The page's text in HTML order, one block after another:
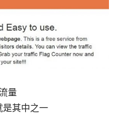
量
是其中之一